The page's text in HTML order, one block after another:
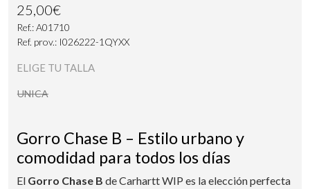
25,00€
Ref.: A01710
Ref. prov.: I026222-1QYXX
ELIGE TU TALLA
UNICA
Gorro Chase B – Estilo urbano y
comodidad para todos los días
El Gorro Chase B de Carhartt WIP es la elección perfecta